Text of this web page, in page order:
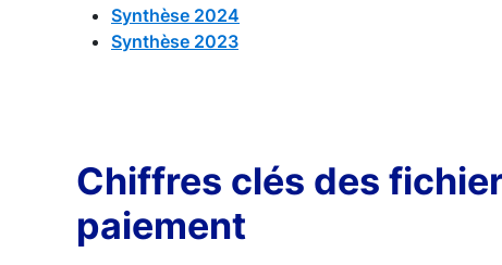
Synthèse 2024
Synthèse 2023
Chiffres clés des
paiement